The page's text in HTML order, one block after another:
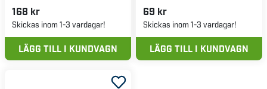
168 kr
Skickas inom 1-3 vardagar!
LÄGG TILL I KUNDVAGN
69 kr
Skickas inom 1-3 vardagar!
LÄGG TILL I KUNDVAGN